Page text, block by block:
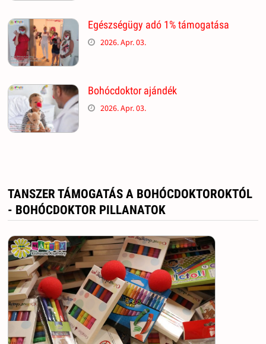
Egészségügy adó 1% támogatása
2026. Apr. 03.
Bohócdoktor ajándék
2026. Apr. 03.
TANSZER TÁMOGATÁS A BOHÓCDOKTOROKTÓL
- BOHÓCDOKTOR PILLANATOK